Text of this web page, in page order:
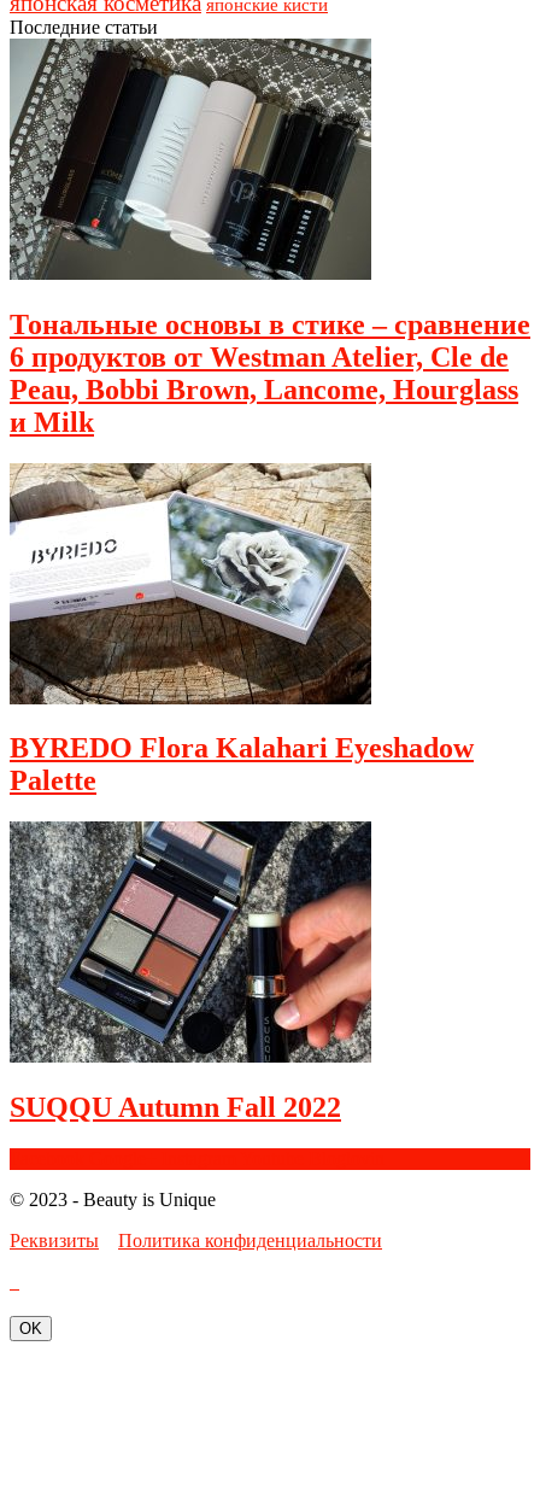
Последние статьи
Тональные основы в стике – сравнение
6 продуктов от Westman Atelier, Cle de
Peau, Bobbi Brown, Lancome, Hourglass
и Milk
BYREDO Flora Kalahari Eyeshadow
Palette
SUQQU Autumn Fall 2022
© 2023 - Beauty is Unique
Реквизиты
Политика конфиденциальности
OK